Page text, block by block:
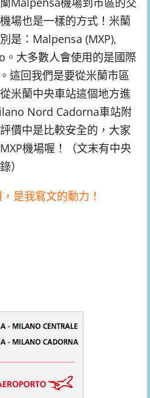
場也是一樣的方式！米蘭
是：Malpensa (MXP),
大多數人會使用的是國際
這回我們是要從米蘭市區
米蘭中央車站這個地方進
Nord Cadorna車站附
價中是比較安全的，大家
機場喔！（文末有中央
）
是我寫文的動力！